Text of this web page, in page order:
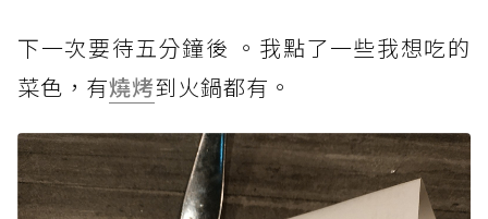
下一次要待五分鐘後 。我點了一些我想吃的
菜色，有燒烤到火鍋都有。